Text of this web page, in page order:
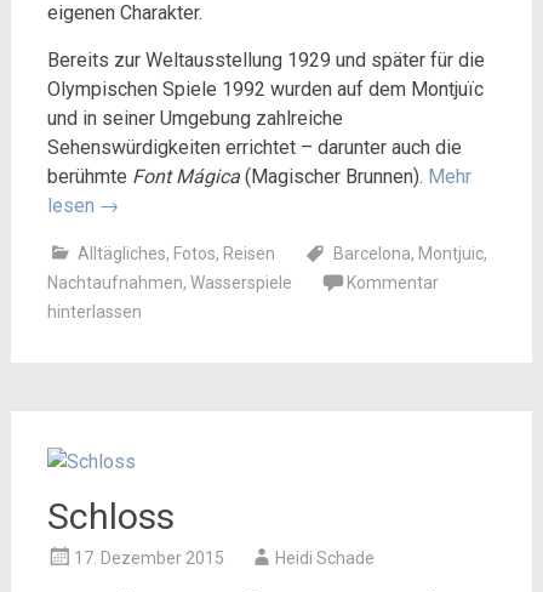
eigenen Charakter.
Bereits zur Weltausstellung 1929 und später für die
Olympischen Spiele 1992 wurden auf dem Montjuïc
und in seiner Umgebung zahlreiche
Sehenswürdigkeiten errichtet – darunter auch die
berühmte Font Mágica(Magischer Brunnen). Mehr
lesen →
Alltägliches, Fotos, Reisen Barcelona, Montjuic,
Nachtaufnahmen, Wasserspiele
Kommentar
hinterlassen
Schloss
17. Dezember 2015 Heidi Schade